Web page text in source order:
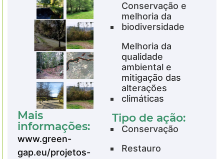
Conservação e
melhoria da
biodiversidade
Melhoria da
qualidade
ambiental e
mitigação das
alterações
climáticas
Tipo de ação:
Conservação
Restauro
Mais
informações:
www.green-
gap.eu/projetos-